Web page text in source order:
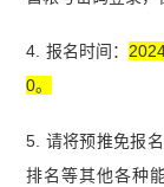
4. 报名时间：
0。
5. 请将预推免报
排名等其他各种